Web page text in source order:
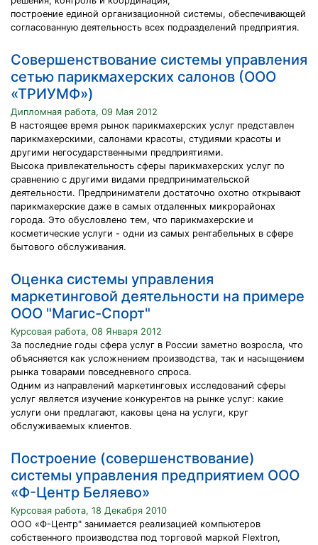
построение единой организационной системы, обеспечивающей
согласованную деятельность всех подразделений предприятия.
Совершенствование системы управления
сетью парикмахерских салонов (ООО
«ТРИУМФ»)
Дипломная работа, 09 Мая 2012
В настоящее время рынок парикмахерских услуг представлен
парикмахерскими, салонами красоты, студиями красоты и
другими негосударственными предприятиями.
Высока привлекательность сферы парикмахерских услуг по
сравнению с другими видами предпринимательской
деятельности. Предприниматели достаточно охотно открывают
парикмахерские даже в самых отдаленных микрорайонах
города. Это обусловлено тем, что парикмахерские и
косметические услуги - одни из самых рентабельных в сфере
бытового обслуживания.
Оценка системы управления
маркетинговой деятельности на примере
ООО "Магис-Спорт"
Курсовая работа, 08 Января 2012
За последние годы сфера услуг в России заметно возросла, что
объясняется как усложнением производства, так и насыщением
рынка товарами повседневного спроса.
Одним из направлений маркетинговых исследований сферы
услуг является изучение конкурентов на рынке услуг: какие
услуги они предлагают, каковы цена на услуги, круг
обслуживаемых клиентов.
Построение (совершенствование)
системы управления предприятием ООО
«Ф-Центр Беляево»
Курсовая работа, 18 Декабря 2010
ООО «Ф-Центр" занимается реализацией компьютеров
собственного производства под торговой маркой Flextron,